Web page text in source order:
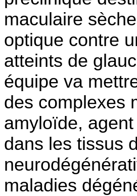
maculaire
optique contre
atteints de
équipe va
des complexes
amyloïde,
dans les tissus
maladies